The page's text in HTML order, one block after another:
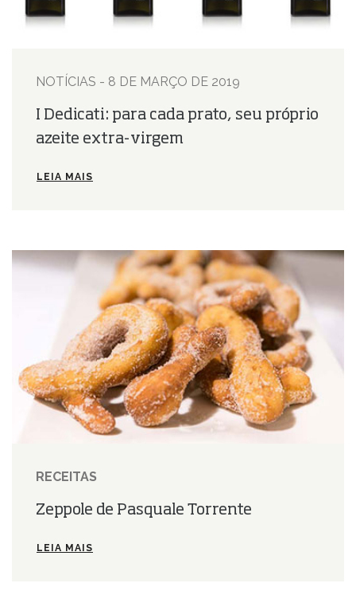
NOTÍCIAS - 8 DE MARÇO DE 2019
I Dedicati: para cada prato, seu próprio
azeite extra-virgem
LEIA MAIS
RECEITAS
Zeppole de Pasquale Torrente
LEIA MAIS